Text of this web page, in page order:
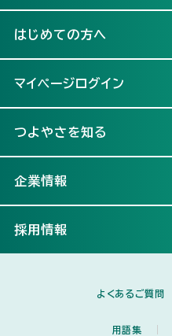
はじめての方へ
マイページログイン
つよやさを知る
企業情報
採用情報
よくあるご質問
用語集